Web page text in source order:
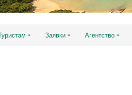
Заявки Агентство